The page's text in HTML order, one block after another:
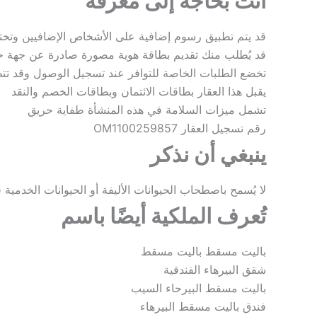
قد يتم تطبيق رسوم إضافية على الأشخاص الإضافيين
قد يُطلب منك تقديم بطاقة هوية مصورة صادرة عن جهة
تخضع الطلبات الخاصة للتوافر عند تسجيل الوصول وقد
يقبل هذا العقار بطاقات الائتمان وبطاقات الخصم والنقد
تشمل ميزات السلامة في هذه المنشأة طفاية حريق
رقم تسجيل العقار OM1100259857
ينبغي أن نذكر
لا يُسمح باصطحاب الحيوانات الأليفة أو الحيوانات
تُعرف الملكية أيضًا باسم
باليت مسقط باليت مسقط
شقق البيرهاء الفندقية
باليت مسقط البيرحاء السيب
فندق باليت مسقط البيرهاء